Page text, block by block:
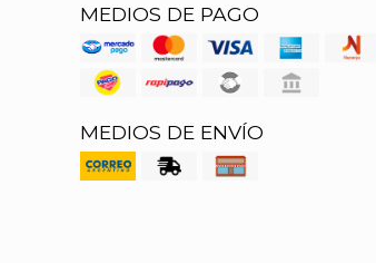
MEDIOS DE PAGO
MEDIOS DE ENVÍO